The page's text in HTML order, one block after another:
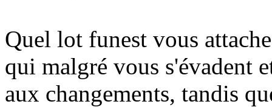
Quel lot funest vous
qui malgré vous s'évadent
aux changements, tandis